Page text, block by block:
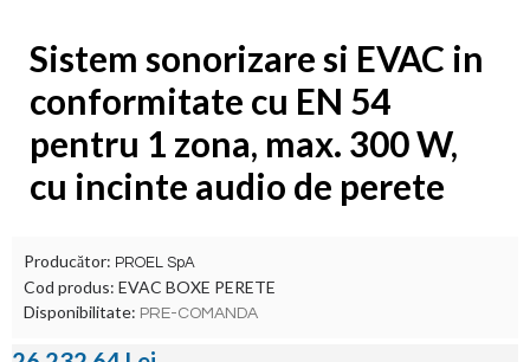
Sistem sonorizare si EVAC in
conformitate cu EN 54
pentru 1 zona, max. 300 W,
cu incinte audio de perete
Producător: PROEL SpA
Cod produs: EVAC BOXE PERETE
Disponibilitate: PRE-COMANDA